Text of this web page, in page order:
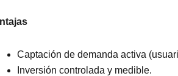
Captación de demanda activa
Inversión controlada y medible.